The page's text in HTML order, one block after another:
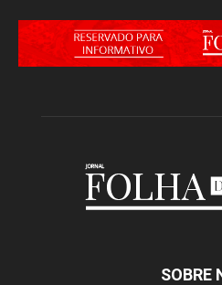
SOBRE